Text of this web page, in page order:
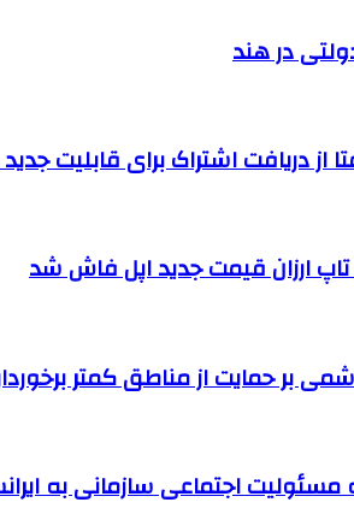
در هند
از دریافت اشتراک برای قابلیت
ارزان قیمت جدید اپل فاش شد
بر حمایت از مناطق کمتر
اجتماعی سازمانی به